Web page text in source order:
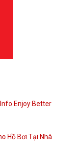
Enjoy Better
Hồ Bơi Tại Nhà